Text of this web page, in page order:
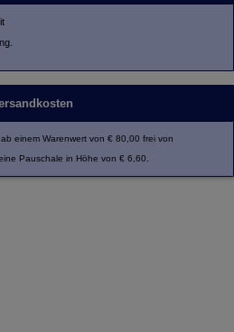
einem Warenwert von € 80,00 frei von
Pauschale in Höhe von € 6,60.